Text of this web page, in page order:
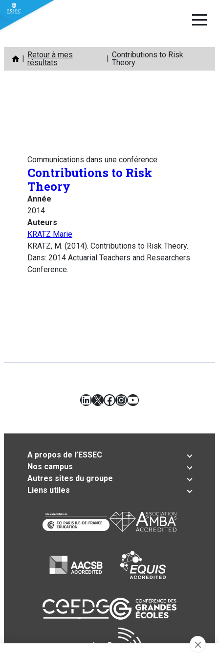
Aller
contenu
Retour à mes
résultats
Contributions to Risk
Theory
Communications dans une conférence
Contributions to Risk
Theory
Année
2014
Auteurs
KRATZ Marie
KRATZ, M. (2014). Contributions to Risk Theory.
Dans: 2014 Actuarial Teachers and Researchers
Conference.
LinkedIn
X Facebook
Instagram
YouTube
A propos de l’ESSEC
Nos campus
Autres sites du groupe
Liens utiles